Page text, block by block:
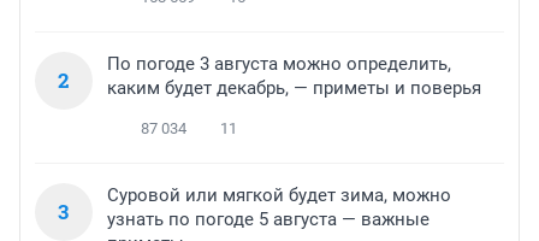
2
По погоде 3 августа можно определить,
каким будет декабрь, — приметы и поверья
87 034 11
3
Суровой или мягкой будет зима, можно
узнать по погоде 5 августа — важные